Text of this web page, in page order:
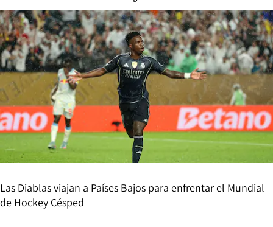
Las Diablas viajan a Países Bajos para enfrentar el Mundial
de Hockey Césped